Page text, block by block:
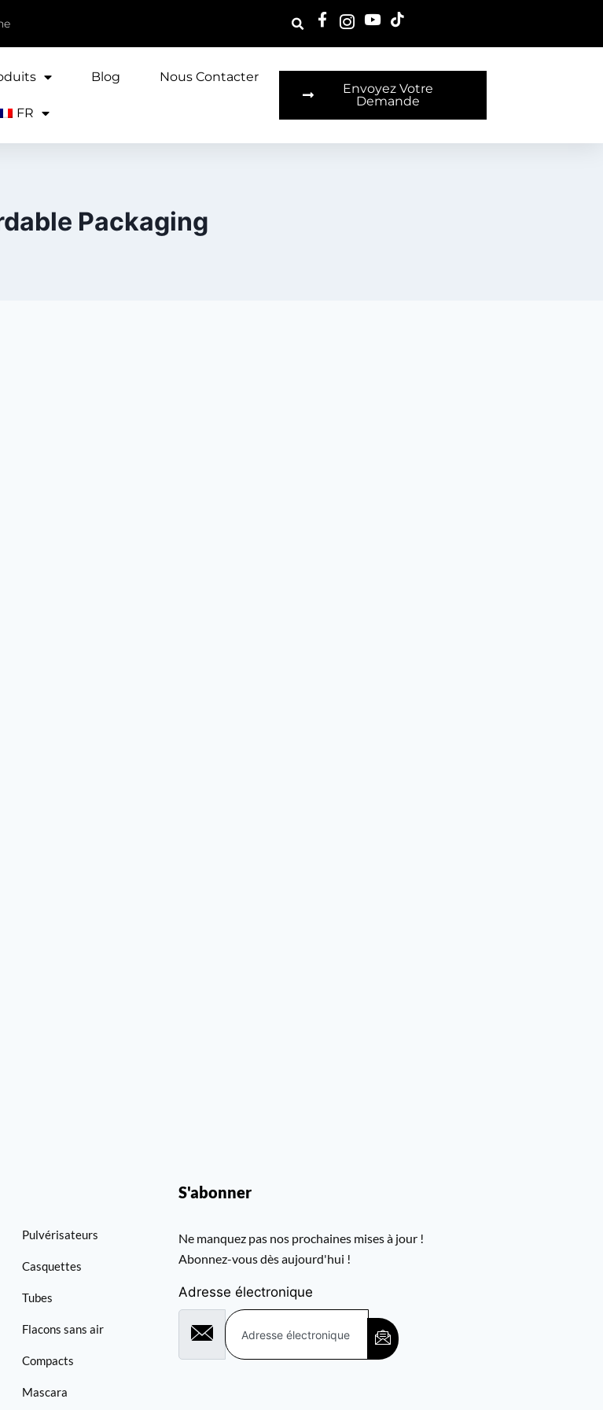
Blog Nous Contacter
FR
Envoyez Votre
Demande
Packaging
Pulvérisateurs
Casquettes
Tubes
Flacons sans air
Compacts
Mascara
S'abonner
Ne manquez pas nos prochaines mises à jour !
Abonnez-vous dès aujourd'hui !
Adresse électronique